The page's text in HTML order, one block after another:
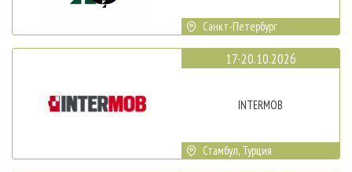
Санкт-Петербург
17-20.10.2026
INTERMOB
Стамбул, Турция